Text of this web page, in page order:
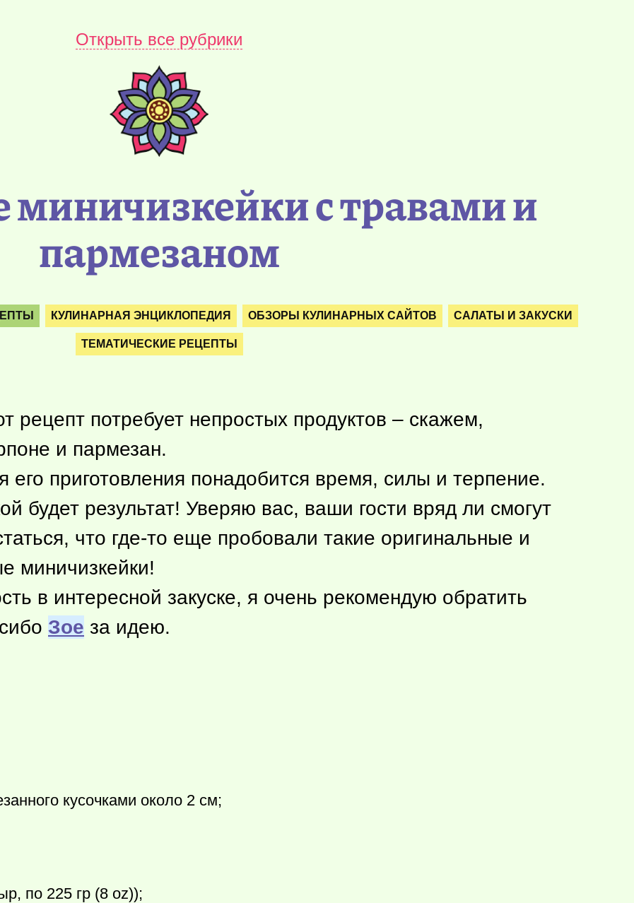
Открыть все рубрики
миничизкейки с травами и
пармезаном
КУЛИНАРНАЯ ЭНЦИКЛОПЕДИЯ ОБЗОРЫ КУЛИНАРНЫХ САЙТОВ САЛАТЫ И ЗАКУСКИ
ТЕМАТИЧЕСКИЕ РЕЦЕПТЫ
рецепт потребует непростых продуктов – скажем,
и пармезан.
его приготовления понадобится время, силы и терпение.
будет результат! Уверяю вас, ваши гости вряд ли смогут
что где-то еще пробовали такие оригинальные и
миничизкейки!
в интересной закуске, я очень рекомендую обратить
Зое за идею.
кусочками около 2 см;
по 225 гр (8 оz));